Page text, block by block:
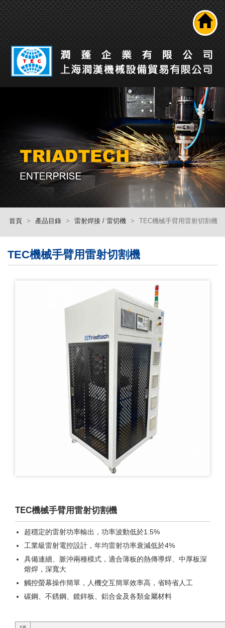
首頁 產品目錄 雷射焊接 / 雷切機 TEC機械手臂用雷射切割機
TEC機械手臂用雷射切割機
TEC機械手臂用雷射切割機
超穩定的雷射功率輸出，功率波動低於1.5%
工業級雷射電控設計，年均雷射功率衰減低於4%
具備連續、脈沖兩種模式，適合薄板的熱傳導焊、中厚板深
熔焊，深寬大
觸控螢幕操作簡單，人機交互簡單效率高，省時省人工
碳鋼、不銹鋼、鍍鋅板、鋁合金及各類金屬材料
產品介紹
技術能力
人才招募
回首頁
簡体版